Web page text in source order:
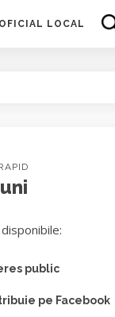
LOCAL
public
pe Facebook